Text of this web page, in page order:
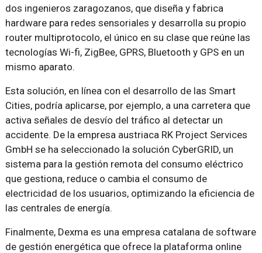
dos ingenieros zaragozanos, que diseña y fabrica
hardware para redes sensoriales y desarrolla su propio
router multiprotocolo, el único en su clase que reúne las
tecnologías Wi-fi, ZigBee, GPRS, Bluetooth y GPS en un
mismo aparato.
Esta solución, en línea con el desarrollo de las Smart
Cities, podría aplicarse, por ejemplo, a una carretera que
activa señales de desvío del tráfico al detectar un
accidente. De la empresa austriaca RK Project Services
GmbH se ha seleccionado la solución CyberGRID, un
sistema para la gestión remota del consumo eléctrico
que gestiona, reduce o cambia el consumo de
electricidad de los usuarios, optimizando la eficiencia de
las centrales de energía.
Finalmente, Dexma es una empresa catalana de software
de gestión energética que ofrece la plataforma online